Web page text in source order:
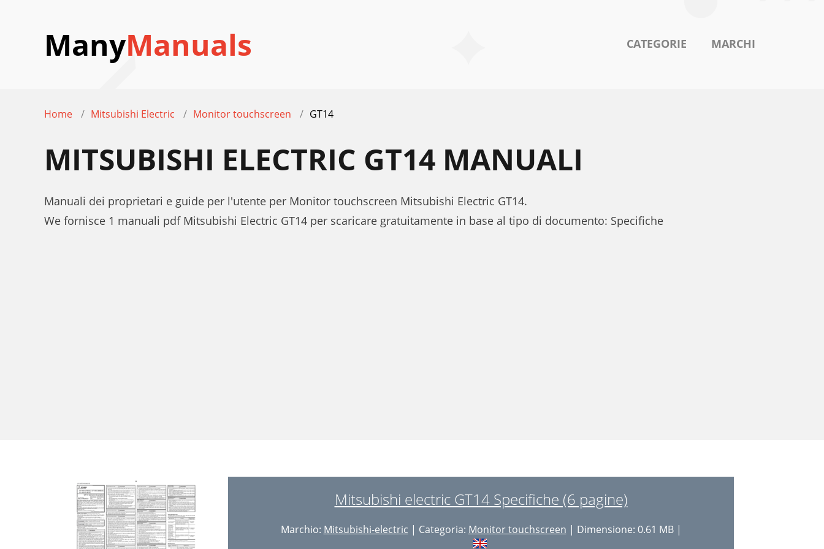
ManyManuals CATEGORIE MARCHI
Home Mitsubishi Electric Monitor touchscreen GT14
MITSUBISHI ELECTRIC GT14 MANUALI
Manuali dei proprietari e guide per l'utente per Monitor touchscreen Mitsubishi Electric GT14.
We fornisce 1 manuali pdf Mitsubishi Electric GT14 per scaricare gratuitamente in base al tipo di documento: Specifiche
Mitsubishi electric GT14 Specifiche (6 pagine)
Marchio: Mitsubishi-electric | Categoria: Monitor touchscreen | Dimensione: 0.61 MB |